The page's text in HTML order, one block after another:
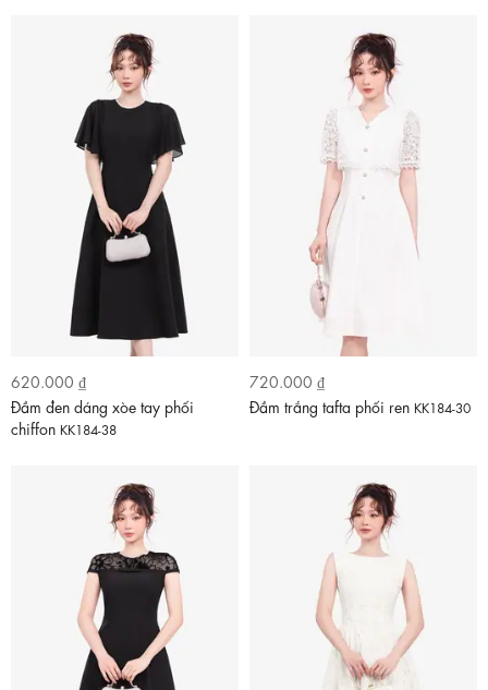
620.000 ₫
Đầm đen dáng xòe tay phối
chiffon KK184-38
720.000 ₫
Đầm trắng tafta phối ren KK184-30